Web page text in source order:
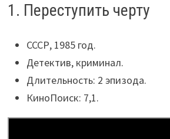
1. Переступить черту
СССР, 1985 год.
Детектив, криминал.
Длительность: 2 эпизода.
КиноПоиск: 7,1.